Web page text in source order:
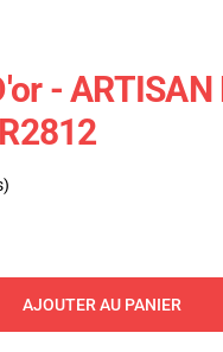
- ARTISAN
AJOUTER AU PANIER